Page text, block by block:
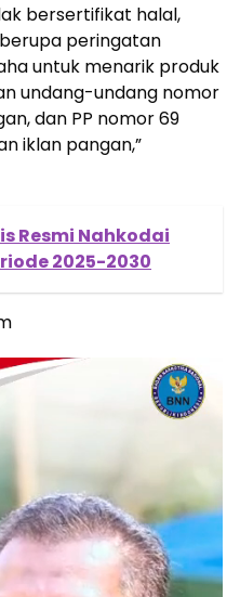
bersertifikat halal,
peringatan
untuk menarik produk
undang-undang nomor
dan PP nomor 69
iklan pangan,”
Resmi Nahkodai
2025-2030